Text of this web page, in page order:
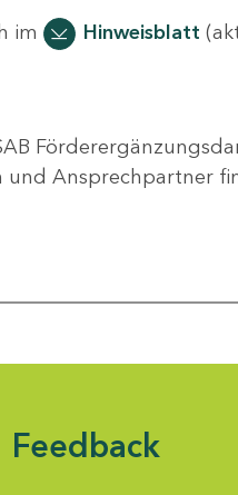
im Hinweisblatt
Ansprechpartner
Feedback